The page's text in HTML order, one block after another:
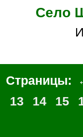
Село
Страницы:
13
14 15